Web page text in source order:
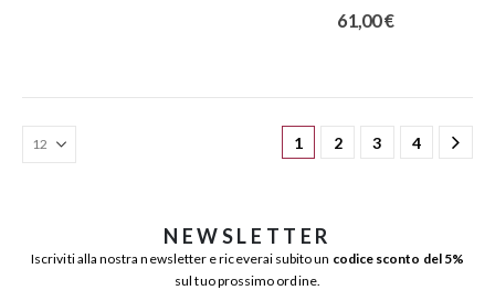
61,00€
1 2 3 4
NEWSLETTER
Iscriviti alla nostra newsletter e riceverai subito un codice sconto del 5%
sul tuo prossimo ordine.